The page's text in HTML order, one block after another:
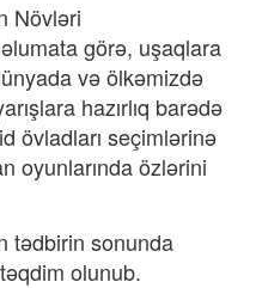
Növləri
görə, uşaqlara
və ölkəmizdə
hazırlıq barədə
övladları seçimlərinə
oyunlarında özlərini
tədbirin sonunda
olunub.